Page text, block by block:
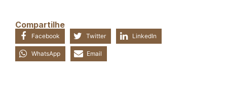
Compartilhe
Facebook Twitter LinkedIn
WhatsApp Email